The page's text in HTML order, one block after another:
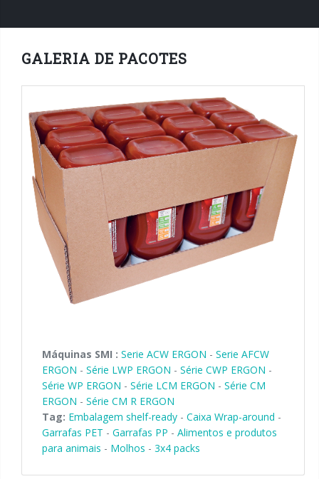
GALERIA DE PACOTES
Máquinas SMI : Serie ACW ERGON - Serie AFCW
ERGON - Série LWP ERGON - Série CWP ERGON -
Série WP ERGON - Série LCM ERGON - Série CM
ERGON - Série CM R ERGON
Tag: Embalagem shelf-ready - Caixa Wrap-around -
Garrafas PET - Garrafas PP - Alimentos e produtos
para animais - Molhos - 3x4 packs